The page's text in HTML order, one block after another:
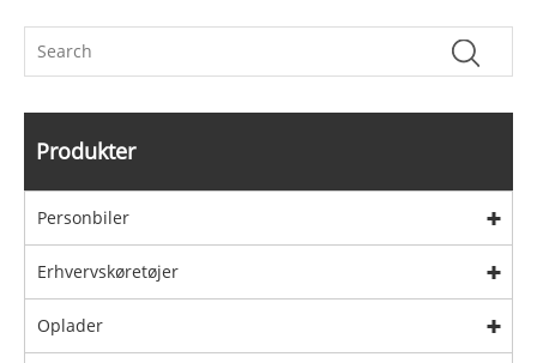
Produkter
Personbiler
Erhvervskøretøjer
Oplader